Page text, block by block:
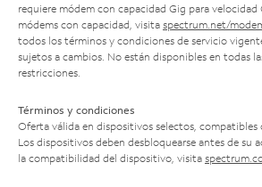
requiere módem con capacidad Gig para velocidad
módems con capacidad, visita spectrum.net/
todos los términos y condiciones de servicio
sujetos a cambios. No están disponibles en todas
restricciones.
Términos y condiciones
Oferta válida en dispositivos selectos, compatibles
Los dispositivos deben desbloquearse antes de su
la compatibilidad del dispositivo, visita